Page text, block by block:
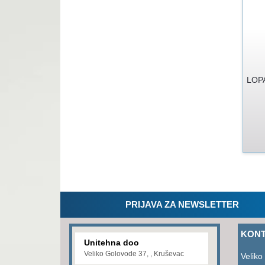
PRIJAVA ZA NEWSLETTER
Unitehna doo
Veliko Golovode 37, , Kruševac